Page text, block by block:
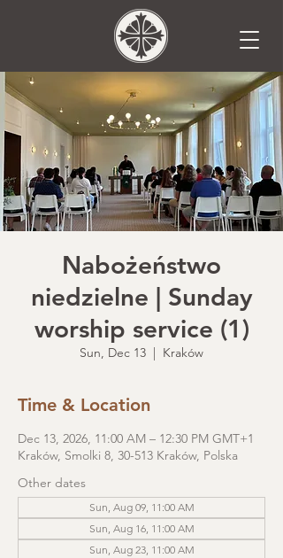
Nabożeństwo
niedzielne | Sunday
worship service (1)
Sun, Dec 13
  |
Kraków
Time & Location
Dec 13, 2026, 11:00 AM – 12:30 PM GMT+1
Kraków, Smolki 8, 30-513 Kraków, Polska
Other dates
Sun, Aug 09, 11:00 AM
Sun, Aug 16, 11:00 AM
Sun, Aug 23, 11:00 AM